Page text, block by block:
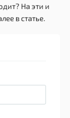
На эти и
в статье.